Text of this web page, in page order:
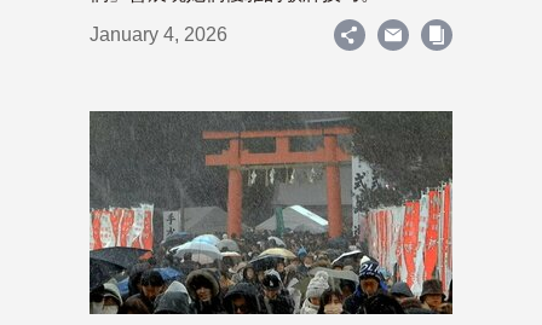
January 4, 2026